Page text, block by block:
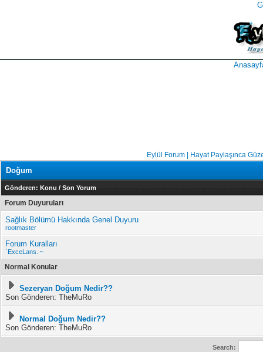
Eylül Forum | Hayat Paylaşınca
Doğum
Gönderen: Konu / Son Yorum
Forum Duyuruları
Sağlık Bölümü Hakkında Genel Duyuru
rootmaster
Forum Kuralları
`ExceLans. ~
Normal Konular
Sezeryan Doğum Nedir??
Son Gönderen: TheMuRo
Normal Doğum Nedir??
Son Gönderen: TheMuRo
Search: